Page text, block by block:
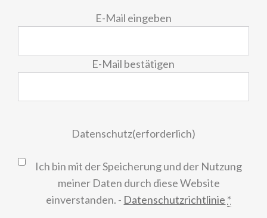
E-Mail eingeben
E-Mail bestätigen
Datenschutz(erforderlich)
Ich bin mit der Speicherung und der Nutzung
meiner Daten durch diese Website
einverstanden. - Datenschutzrichtlinie *